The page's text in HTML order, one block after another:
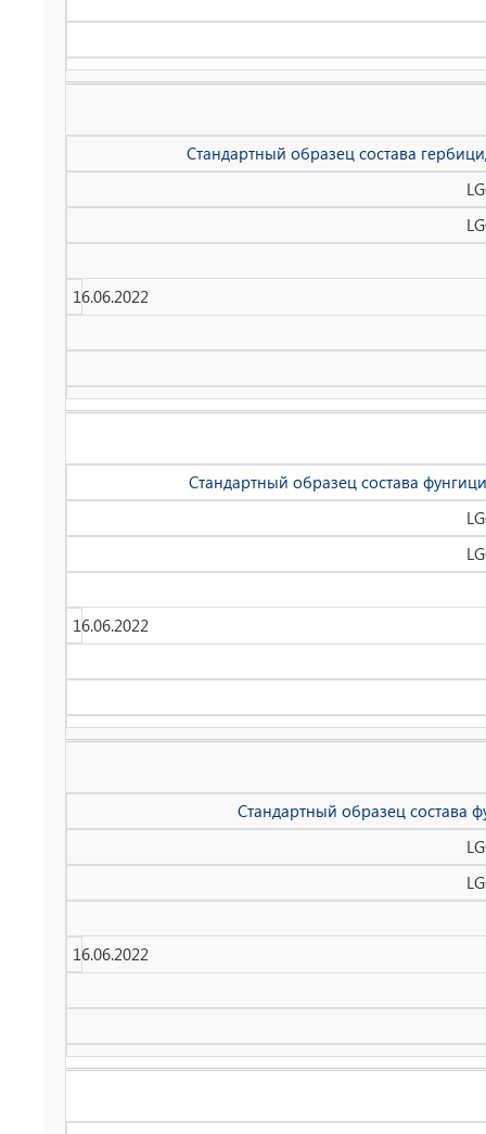
Стандартный образец состава
16.06.2022
Стандартный образец состава
16.06.2022
Стандартный образец состава
16.06.2022